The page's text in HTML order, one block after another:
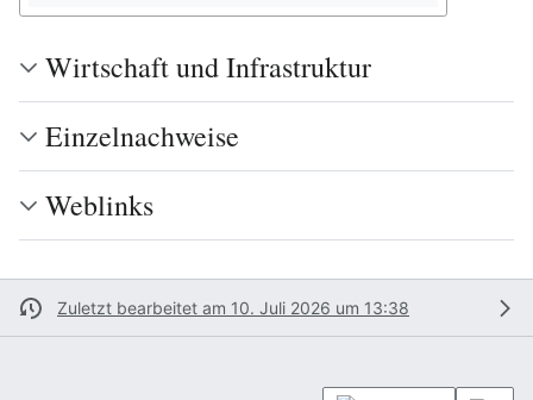
Wirtschaft und Infrastruktur
Einzelnachweise
Weblinks
Zuletzt bearbeitet am 10. Juli 2026 um 13:38